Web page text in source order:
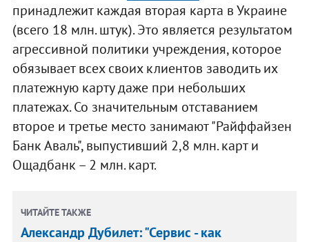
принадлежит каждая вторая карта в Украине
(всего 18 млн. штук). Это является результатом
агрессивной политики учреждения, которое
обязывает всех своих клиентов заводить их
платежную карту даже при небольших
платежах. Со значительным отставанием
второе и третье место занимают "Райффайзен
Банк Аваль", выпустивший 2,8 млн. карт и
Ощадбанк – 2 млн. карт.
ЧИТАЙТЕ ТАКЖЕ
Александр Дубилет: "Сервис - как